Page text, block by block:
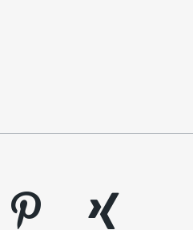
pinterest
xing